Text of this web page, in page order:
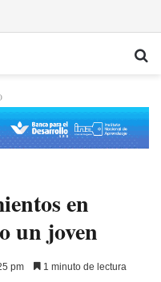
en
un joven
pm 1 minuto de lectura